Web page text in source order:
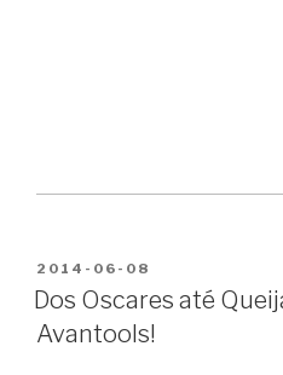
PUBLICADO
EM
2014-06-08
Dos Oscares até
Avantools!